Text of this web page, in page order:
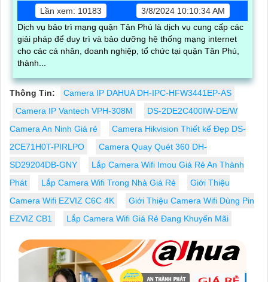
Lần xem: 10183
3/8/2024 10:10:34 AM
Dịch vụ bảo trì mạng quận Tân Phú là dịch vụ cung cấp các
giải pháp để duy trì và bảo dưỡng hệ thống mạng internet
cho các cá nhân, doanh nghiệp, tổ chức tại quận Tân Phú,
thành...
Thông Tin:
Camera IP DAHUA DH-IPC-HFW3441EP-AS
Camera IP Vantech VPH-308M
DS-2DE2C400IW-DE/W
Camera An Ninh Giá rẻ
Camera Hikvision Thiết kế Đẹp DS-
2CE71H0T-PIRLPO
Camera Quay Quét 360 DH-
SD29204DB-GNY
Lắp Camera Wifi Imou Giá Rẻ An Thành
Phát
Lắp Camera Wifi Trong Nhà Giá Rẻ
Giới Thiệu
Camera Wifi EZVIZ C6C 4K
Giới Thiệu Camera Wifi Dùng Pin
EZVIZ CB1
Lắp Camera Wifi Giá Rẻ Đang Khuyến Mãi